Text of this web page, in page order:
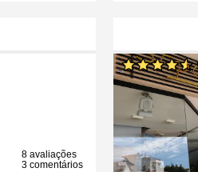
8 avaliações
3 comentários